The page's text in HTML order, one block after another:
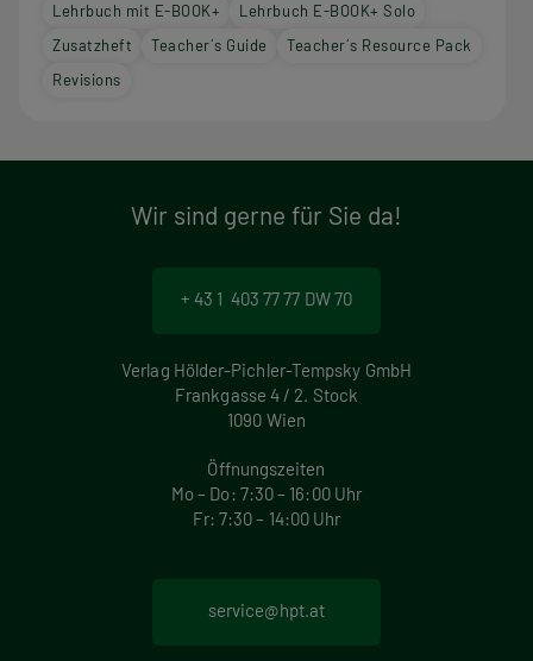
Lehrbuch mit E-BOOK+
Lehrbuch E-BOOK+ Solo
Zusatzheft
Teacher´s Guide
Teacher´s Resource Pack
Revisions
Wir sind gerne für Sie da!
+ 43 1 403 77 77 DW 70
Verlag Hölder-Pichler-Tempsky GmbH
Frankgasse 4 / 2. Stock
1090 Wien
Öffnungszeiten
Mo – Do: 7:30 – 16:00 Uhr
Fr: 7:30 – 14:00 Uhr
service@hpt.at